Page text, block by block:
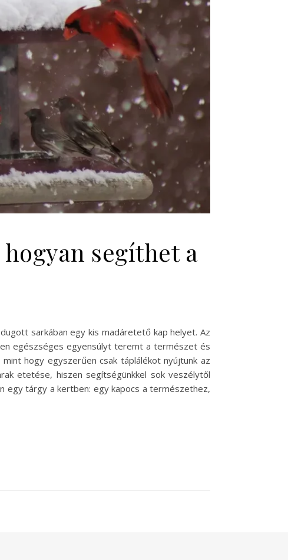
segíthet a
sarkában egy kis madáretető kap helyet. Az
egészséges egyensúlyt teremt a természet és
hogy egyszerűen csak táplálékot nyújtunk az
etetése, hiszen segítségünkkel sok veszélytől
egy tárgy a kertben: egy kapocs a természethez,